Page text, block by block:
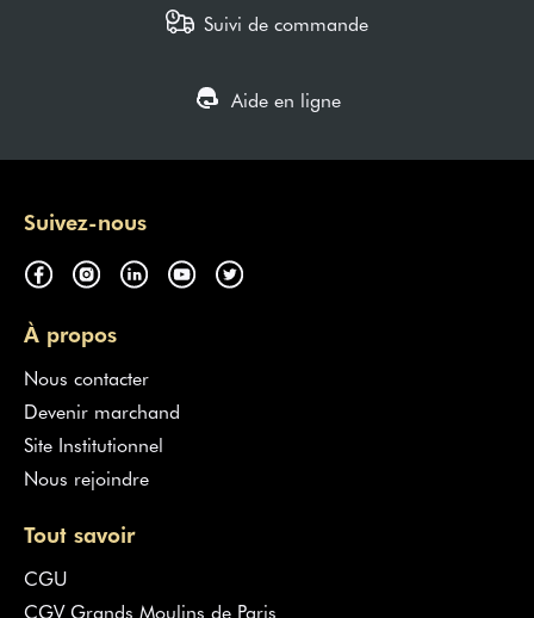
Suivi de commande
Aide en ligne
Suivez-nous
À propos
Nous contacter
Devenir marchand
Site Institutionnel
Nous rejoindre
Tout savoir
CGU
CGV Grands Moulins de Paris